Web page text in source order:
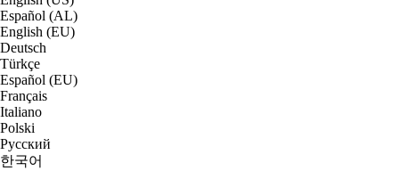
Español (AL)
English (EU)
Deutsch
Türkçe
Español (EU)
Français
Italiano
Polski
Русский
한국어